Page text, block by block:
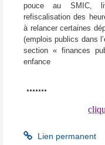
pouce au SMIC,
refiscalisation des
à relancer certaines
(emplois publics dans
section « finances
enfance
.......
Lien permanent